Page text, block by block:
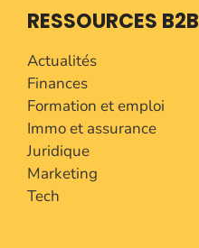
RESSOURCES B2B
Actualités
Finances
Formation et emploi
Immo et assurance
Juridique
Marketing
Tech